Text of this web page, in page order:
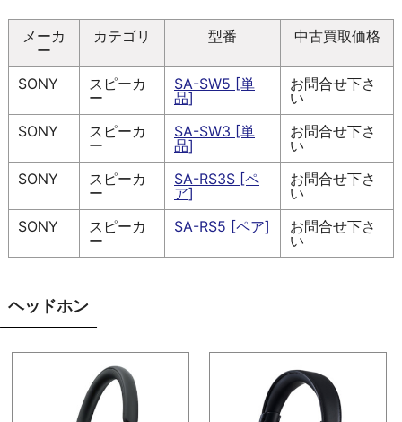
メーカ
ー
カテゴリ 型番 中古買取価格
SONY
スピーカ
ー
SA-SW5 [単
品]
お問合せ下さ
い
SONY
スピーカ
ー
SA-SW3 [単
品]
お問合せ下さ
い
SONY
スピーカ
ー
SA-RS3S [ペ
ア]
お問合せ下さ
い
SONY
スピーカ
ー
SA-RS5 [ペア]
お問合せ下さ
い
ヘッドホン